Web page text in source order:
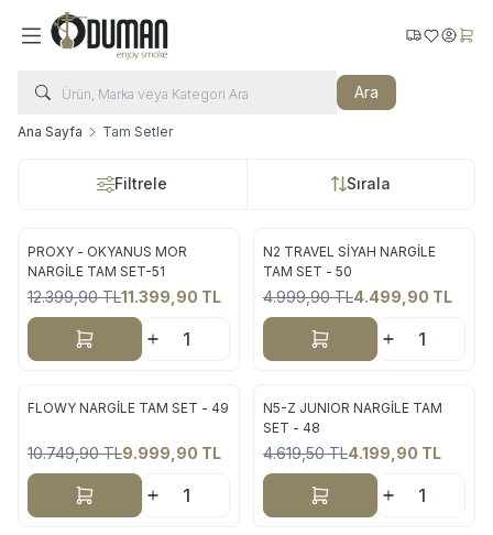
Ara
Kargo Takip
Favorilerim
Ana Sayfa Tam Setler
Filtrele Sırala
Yeni
%8
PROXY - OKYANUS MOR
NARGİLE TAM SET-51
12.399,90TL11.399,90 TL
Sepete Ekle
Yeni
%10
N2 TRAVEL SİYAH NARGİLE
TAM SET - 50
4.999,90TL4.499,90 TL
Sepete Ekle
Yeni
%7
FLOWY NARGİLE TAM SET - 49
10.749,90TL9.999,90 TL
Sepete Ekle
Yeni
%9
N5-Z JUNIOR NARGİLE TAM
SET - 48
4.619,50TL4.199,90 TL
Sepete Ekle